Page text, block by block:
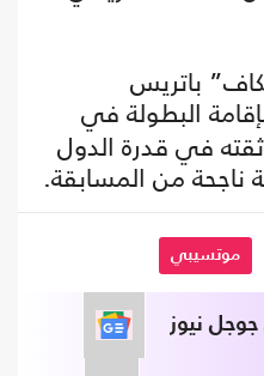
باتريس
بإقامة البطولة في
في قدرة الدول
ناجحة من المسابقة.
موتسيبي
جوجل نيوز